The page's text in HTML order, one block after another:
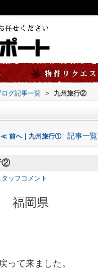
グ記事一覧 > 九州旅行②
≪ 前へ｜九州旅行① 記事一覧
②
タッフコメント
福岡県
って来ました。